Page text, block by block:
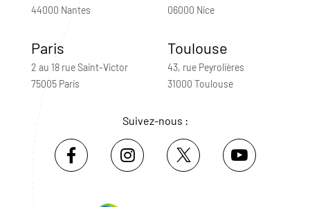
44000 Nantes
06000 Nice
Paris
2 au 18 rue Saint-Victor
75005 Paris
Toulouse
43, rue Peyrolières
31000 Toulouse
Suivez-nous :